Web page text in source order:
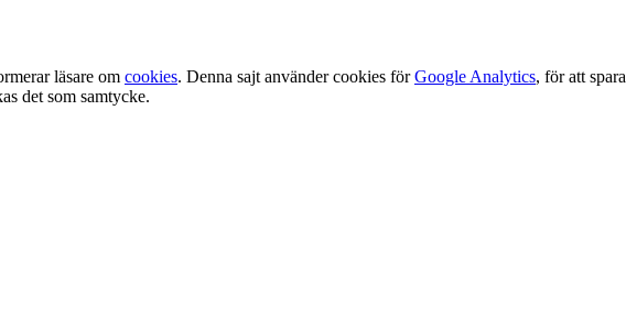
läsare om cookies. Denna sajt använder cookies förGoogle Analytics, för att spara
det som samtycke.